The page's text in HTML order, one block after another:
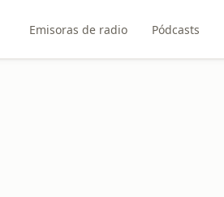
Emisoras de radio Pódcasts